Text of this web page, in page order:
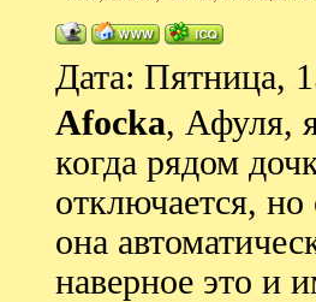
Дата: Пятница,
Afocka, Афуля,
когда рядом
отключается,
она
наверное это и